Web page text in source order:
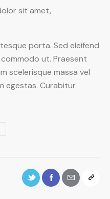
sit amet,
porta. Sed eleifend
ut. Praesent
scelerisque massa vel
egestas. Curabitur